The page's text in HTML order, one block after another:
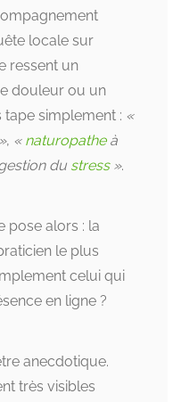
locale sur
ressent un
douleur ou un
simplement : «
, « naturopatheà
du stress».
pose alors : la
le plus
celui qui
en ligne ?
anecdotique.
très visibles